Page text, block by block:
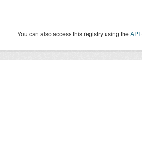
You can also access this registry using theAPI